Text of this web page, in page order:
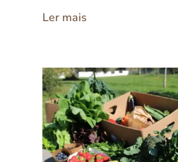
Ler mais